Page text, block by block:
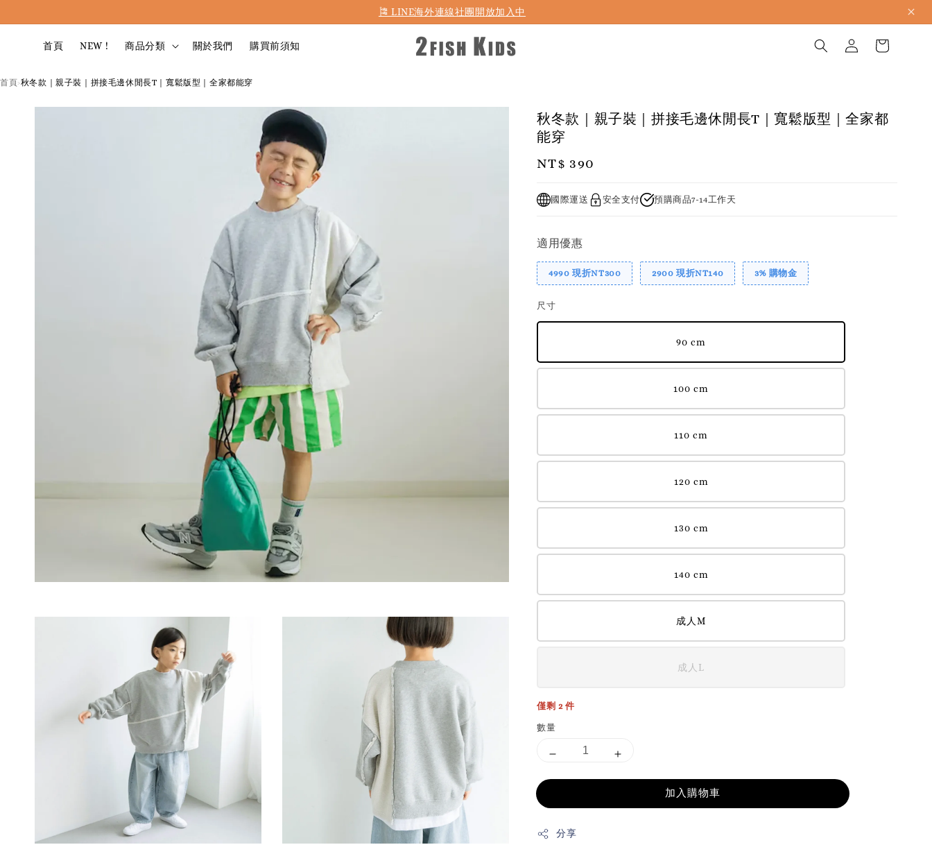
首購折50 ｜ 滿1,500 免運 ｜ 滿2,900 折140 ｜ 3%購物金
🎏 LINE海外連線社團開放加入中
首頁 NEW ! 商品分類 關於我們 購買前須知
首頁›秋冬款｜親子裝｜拼接毛邊休閒長T｜寬鬆版型｜全家都能穿
秋冬款｜親子裝｜拼接毛邊休閒長T｜寬鬆版型｜全家都
能穿
Regular
NT$ 390
國際運送 安全支付 預購商品7-14工作天
適用優惠
4990 現折NT300 2900 現折NT140 3% 購物金
尺寸
90 cm
100 cm
110 cm
120 cm
130 cm
140 cm
成人M
成人L
僅剩 2 件
數量
加入購物車
分享